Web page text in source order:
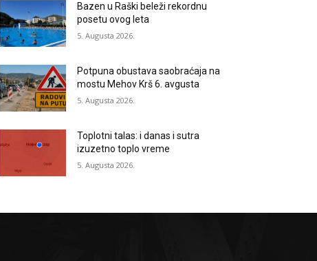
Bazen u Raški beleži rekordnu
posetu ovog leta
5. Augusta 2026.
Potpuna obustava saobraćaja na
mostu Mehov Krš 6. avgusta
5. Augusta 2026.
Toplotni talas: i danas i sutra
izuzetno toplo vreme
5. Augusta 2026.